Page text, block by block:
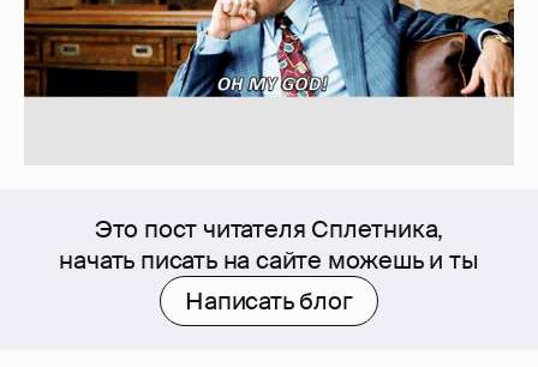
Это пост читателя Сплетника,
начать писать на сайте можешь и ты
Написать блог